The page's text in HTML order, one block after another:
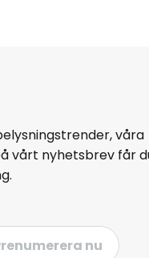
våra
vårt nyhetsbrev får
nu